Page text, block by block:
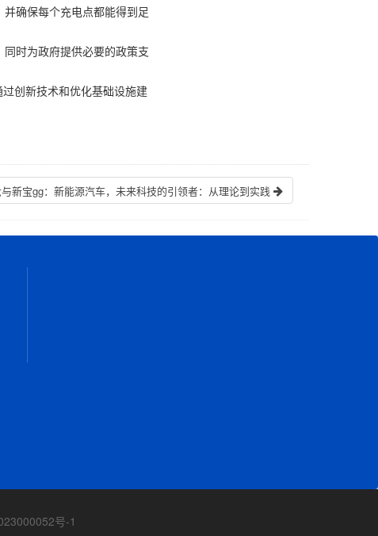
确保每个充电点都能得到足
时为政府提供必要的政策支
创新技术和优化基础设施建
新宝gg：新能源汽车，未来科技的引领者：从理论到实践
号-1